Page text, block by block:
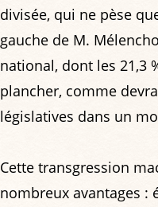
divisée, qui ne pèse
gauche de M.
national, dont les 21,3
plancher, comme
législatives dans un
Cette transgression
nombreux avantages :